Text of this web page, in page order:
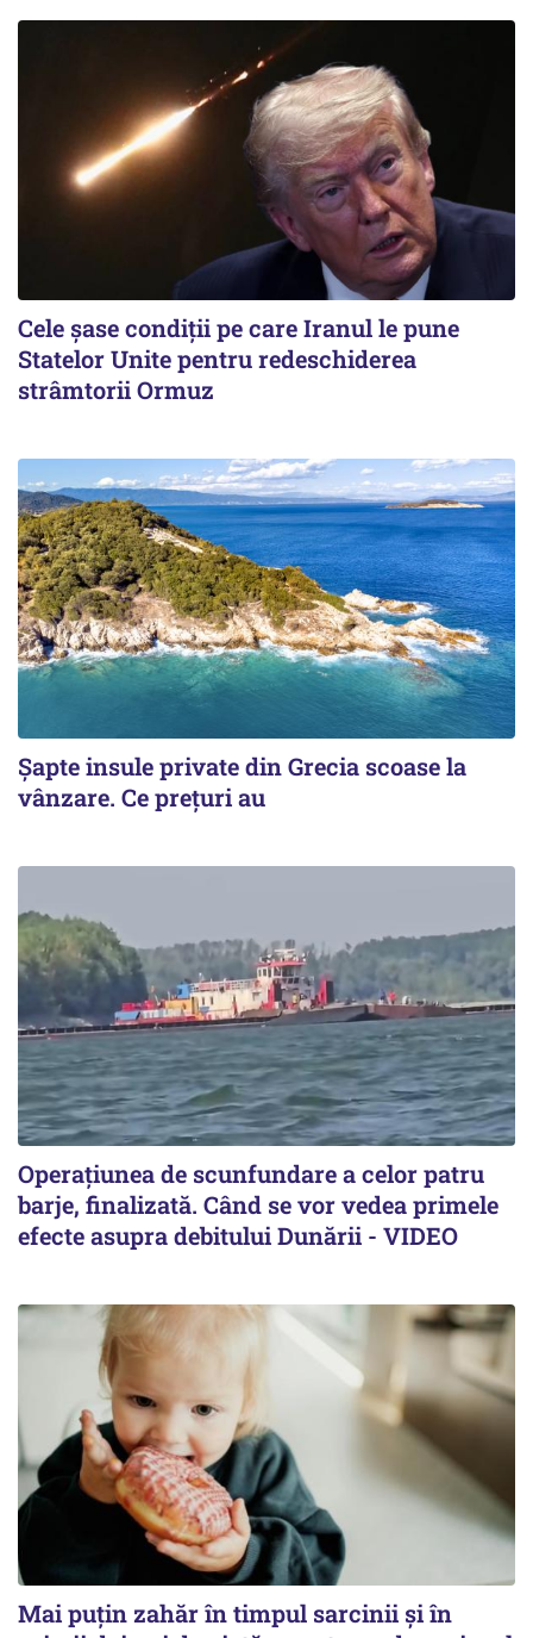
Cele șase condiții pe care Iranul le pune
Statelor Unite pentru redeschiderea
strâmtorii Ormuz
Șapte insule private din Grecia scoase la
vânzare. Ce prețuri au
Operațiunea de scunfundare a celor patru
barje, finalizată. Când se vor vedea primele
efecte asupra debitului Dunării - VIDEO
Mai puțin zahăr în timpul sarcinii și în